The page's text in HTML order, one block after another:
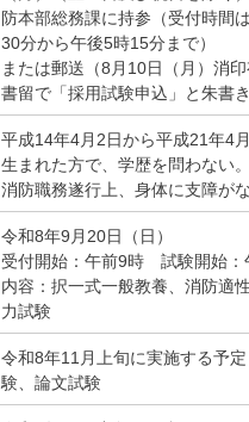
防本部総務課に持参（受付時間
30分から午後5時15分まで）
または郵送（8月10日（月）消
書留で「採用試験申込」と朱書き
平成14年4月2日から平成21年4
生まれた方で、学歴を問わない。
消防職務遂行上、身体に支障がな
令和8年9月20日（日）
受付開始：午前9時 試験開始：
内容：択一式一般教養、消防適
力試験
令和8年11月上旬に実施する予
験、論文試験